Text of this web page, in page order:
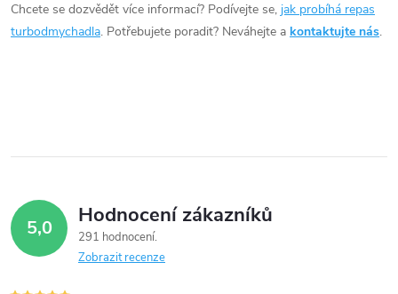
a
v
k
Chcete se dozvědět více informací? Podívejte se, jak probíhá repas
turbodmychadla. Potřebujete poradit? Neváhejte a kontaktujte nás.
5,0 Hodnocení zákazníků
291 hodnocení
Zobrazit recenze